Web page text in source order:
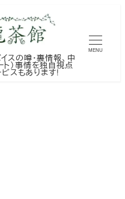
の噂・裏情報、中
ト）事情を独自視点
スもあります!
MENU